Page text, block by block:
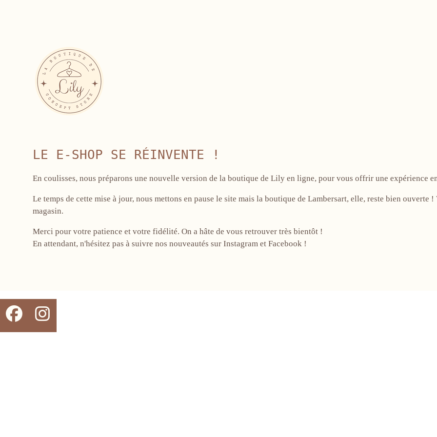
LE E-SHOP SE RÉINVENTE !
En coulisses, nous préparons une nouvelle version de la boutique de Lily en ligne, pour vous offrir une expérience
Le temps de cette mise à jour, nous mettons en pause le site mais la boutique de Lambersart, elle, reste bien ouverte
magasin.
Merci pour votre patience et votre fidélité. On a hâte de vous retrouver très bientôt !
En attendant, n'hésitez pas à suivre nos nouveautés sur Instagram et Facebook !